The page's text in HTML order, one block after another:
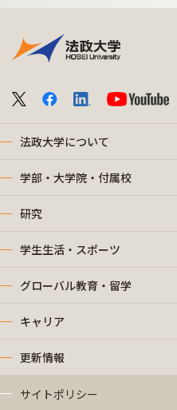
法政大学について
学部・大学院・付属校
研究
学生生活・スポーツ
グローバル教育・留学
キャリア
更新情報
サイトポリシー